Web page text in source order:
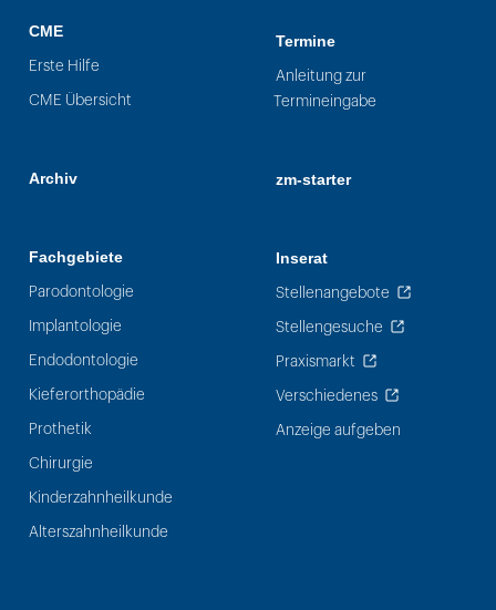
CME
Erste Hilfe
CME Übersicht
Archiv
Fachgebiete
Parodontologie
Implantologie
Endodontologie
Kieferorthopädie
Prothetik
Chirurgie
Kinderzahnheilkunde
Alterszahnheilkunde
Termine
Anleitung zur
Termineingabe
zm-starter
Inserat
Stellenangebote
Stellengesuche
Praxismarkt
Verschiedenes
Anzeige aufgeben